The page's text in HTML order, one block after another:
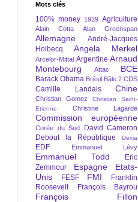
Mots clés
100% money 1929 Agriculture
Alain Cotta Alan Greenspan
Allemagne
André-Jacques
Holbecq
Angela Merkel
Arcelor-Mittal Argentine Arnaud
Montebourg
Attac BCE
Barack Obama Brésil Bâle 2 CDS
Camille Landais Chine
Christian Gomez
Christian Saint-
Etienne
Christine Lagarde
Commission européenne
Corée du Sud
David Cameron
Debout la République
Dexia
EDF Emmanuel Lévy
Emmanuel Todd
Eric
Zemmour
Espagne
Etats-
Unis
FESF FMI
Franklin
Roosevelt
François Bayrou
François Fillon